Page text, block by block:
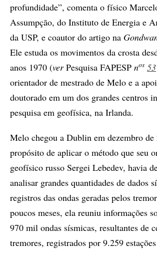
profundidade”, comenta o físico
Assumpção, do Instituto de Energia e
da USP, e coautor do artigo na
Ele estuda os movimentos da crosta
anos 1970 (verPesquisa FAPESP nos 53
orientador de mestrado de Melo e a
doutorado em um dos grandes centros
pesquisa em geofísica, na Irlanda.
Melo chegou a Dublin em dezembro
propósito de aplicar o método que seu
geofísico russo Sergei Lebedev, havia
analisar grandes quantidades de dados
registros das ondas geradas pelos
poucos meses, ela reuniu informações
970 mil ondas sísmicas, resultantes de
tremores, registrados por 9.259